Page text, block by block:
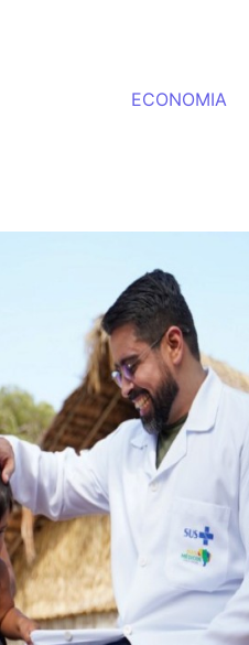
ECONOMIA